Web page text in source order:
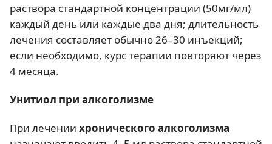
раствора стандартной концентрации (50мг/мл)
каждый день или каждые два дня; длительность
лечения составляет обычно 26–30 инъекций;
если необходимо, курс терапии повторяют через
4 месяца.
Унитиол при алкоголизме
При лечении хронического алкоголизма